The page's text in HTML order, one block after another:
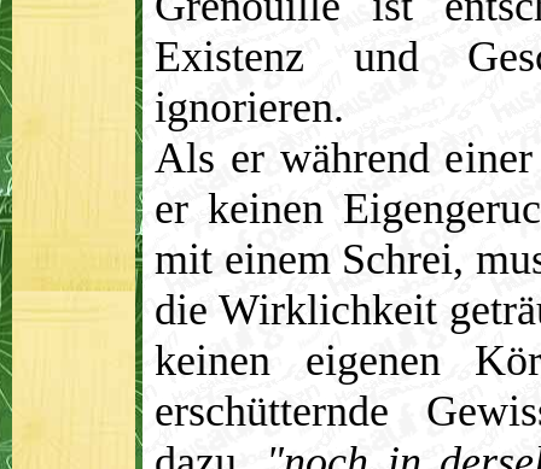
Existenz und
ignorieren.
Als er während
er keinen
mit einem Schrei,
die Wirklichkeit
keinen eigenen
erschütternde